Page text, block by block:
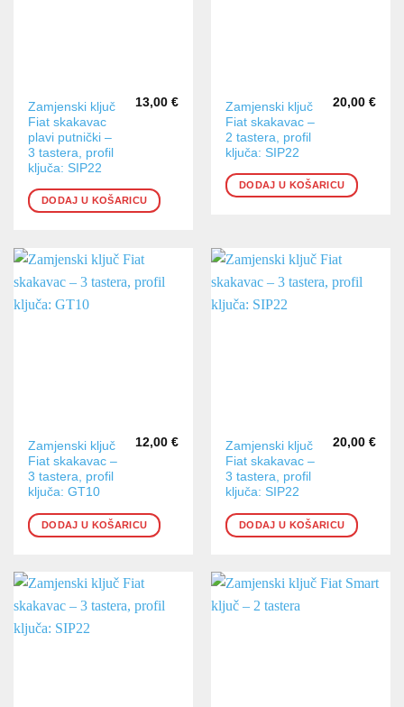
Zamjenski ključ
Fiat skakavac
plavi putnički –
3 tastera, profil
ključa: SIP22
13,00 €
DODAJ U KOŠARICU
Zamjenski ključ
Fiat skakavac –
2 tastera, profil
ključa: SIP22
20,00 €
DODAJ U KOŠARICU
Zamjenski ključ
Fiat skakavac –
3 tastera, profil
ključa: GT10
12,00 €
DODAJ U KOŠARICU
Zamjenski ključ
Fiat skakavac –
3 tastera, profil
ključa: SIP22
20,00 €
DODAJ U KOŠARICU